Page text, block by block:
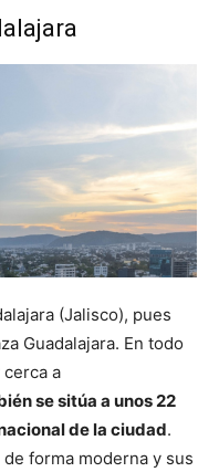
(Jalisco), pues
Guadalajara. En todo
a
se sitúa a unos 22
de la ciudad.
forma moderna y sus